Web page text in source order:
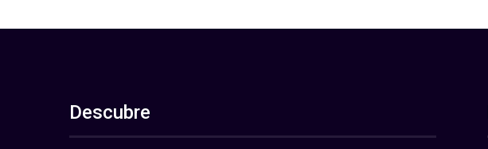
Descubre